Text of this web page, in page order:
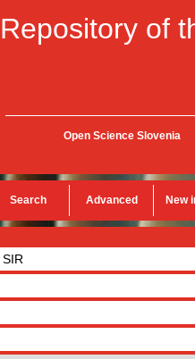
Repository of
Open Science Slovenia
Search Advanced New